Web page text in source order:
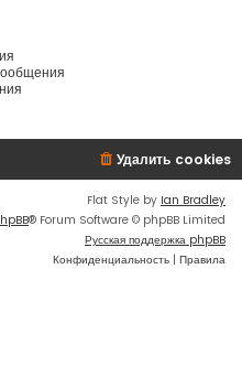
Удалить cookies
Flat Style by Ian Bradley
® Forum Software © phpBB Limited
Русская поддержка phpBB
Конфиденциальность | Правила